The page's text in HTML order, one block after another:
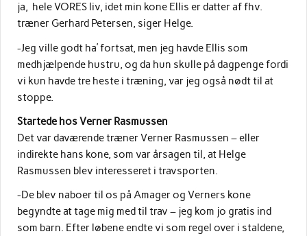
ja, hele VORES liv, idet min kone Ellis er datter af fhv.
træner Gerhard Petersen, siger Helge.
-Jeg ville godt ha’ fortsat, men jeg havde Ellis som
medhjælpende hustru, og da hun skulle på dagpenge fordi
vi kun havde tre heste i træning, var jeg også nødt til at
stoppe.
Startede hos Verner Rasmussen
Det var daværende træner Verner Rasmussen – eller
indirekte hans kone, som var årsagen til, at Helge
Rasmussen blev interesseret i travsporten.
-De blev naboer til os på Amager og Verners kone
begyndte at tage mig med til trav – jeg kom jo gratis ind
som barn. Efter løbene endte vi som regel over i staldene,